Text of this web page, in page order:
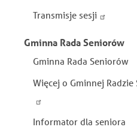
Transmisje sesji
Gminna Rada Seniorów
Gminna Rada Seniorów
Więcej o Gminnej
Informator dla seniora